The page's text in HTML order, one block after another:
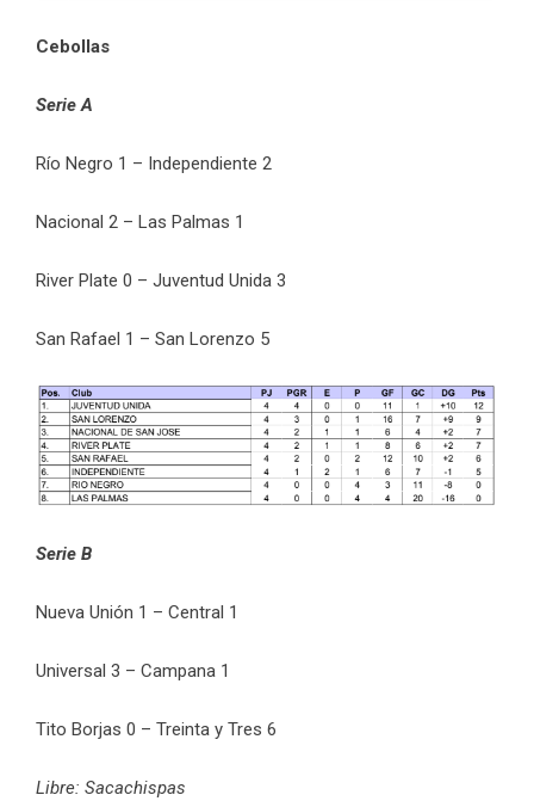
Cebollas
Serie A
Río Negro 1 – Independiente 2
Nacional 2 – Las Palmas 1
River Plate 0 – Juventud Unida 3
San Rafael 1 – San Lorenzo 5
Serie B
Nueva Unión 1 – Central 1
Universal 3 – Campana 1
Tito Borjas 0 – Treinta y Tres 6
Libre: Sacachispas